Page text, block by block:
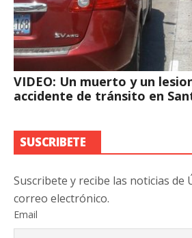
VIDEO: Un muerto y un
accidente de tránsito en
SUSCRIBETE
Suscribete y recibe las noticias de
correo electrónico.
Email